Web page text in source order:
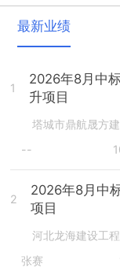
最新业绩
1
2026年8月中
升项目
塔城市鼎航晟方
--
2
2026年8月中
项目
河北龙海建设工
张赛